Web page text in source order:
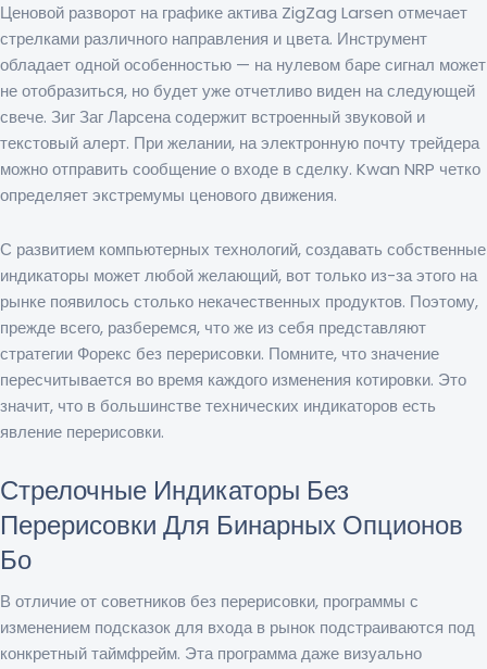
Ценовой разворот на графике актива ZigZag Larsen отмечает
стрелками различного направления и цвета. Инструмент
обладает одной особенностью — на нулевом баре сигнал может
не отобразиться, но будет уже отчетливо виден на следующей
свече. Зиг Заг Ларсена содержит встроенный звуковой и
текстовый алерт. При желании, на электронную почту трейдера
можно отправить сообщение о входе в сделку. Kwan NRP четко
определяет экстремумы ценового движения.
С развитием компьютерных технологий, создавать собственные
индикаторы может любой желающий, вот только из-за этого на
рынке появилось столько некачественных продуктов. Поэтому,
прежде всего, разберемся, что же из себя представляют
стратегии Форекс без перерисовки. Помните, что значение
пересчитывается во время каждого изменения котировки. Это
значит, что в большинстве технических индикаторов есть
явление перерисовки.
Стрелочные Индикаторы Без
Перерисовки Для Бинарных Опционов
Бо
В отличие от советников без перерисовки, программы с
изменением подсказок для входа в рынок подстраиваются под
конкретный таймфрейм. Эта программа даже визуально